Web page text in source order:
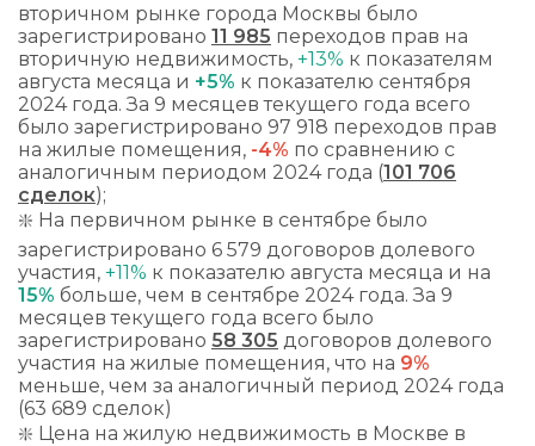
вторичном рынке города Москвы было
зарегистрировано 11 985 переходов прав на
вторичную недвижимость, +13% к показателям
августа месяца и +5% к показателю сентября
2024 года. За 9 месяцев текущего года всего
было зарегистрировано 97 918 переходов прав
на жилые помещения, -4% по сравнению с
аналогичным периодом 2024 года (101 706
сделок);
❇️ На первичном рынке в сентябре было
зарегистрировано 6 579 договоров долевого
участия, +11% к показателю августа месяца и на
15% больше, чем в сентябре 2024 года. За 9
месяцев текущего года всего было
зарегистрировано 58 305 договоров долевого
участия на жилые помещения, что на 9%
меньше, чем за аналогичный период 2024 года
(63 689 сделок)
❇️ Цена на жилую недвижимость в Москве в